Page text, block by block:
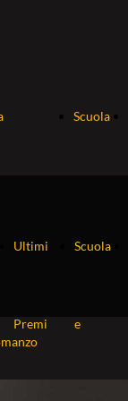
Scuola
Ultimi
Premi
Scuola
e